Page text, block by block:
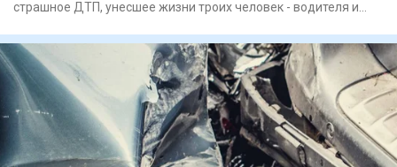
страшное ДТП, унесшее жизни троих человек - водителя и